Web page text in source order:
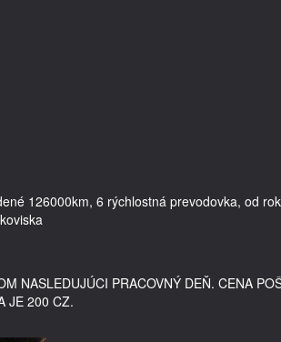
126000km, 6 rýchlostná prevodovka, od
NASLEDUJÚCI PRACOVNÝ DEŇ. CENA
JE 200 CZ.